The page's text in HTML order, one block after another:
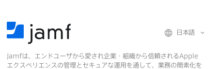
日本語
Jamfは、​エンドユーザから​愛され企業・組織から​信頼されるApple
エクスペリエンスの​管理と​セキュアな​運用を​通して、​業務の​簡素化を​